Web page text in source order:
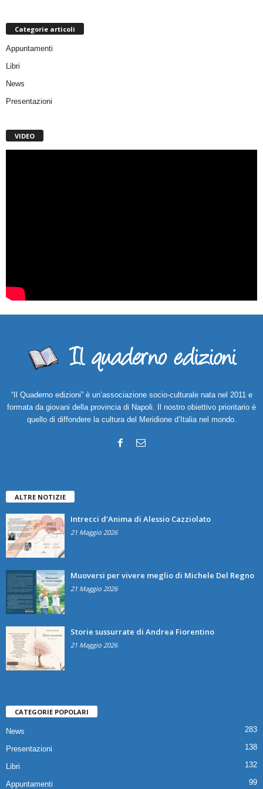
Categorie articoli
Appuntamenti
Libri
News
Presentazioni
VIDEO
“Il Quaderno edizioni” è un’associazione socio-culturale nata nel 2011 e
formata da giovani della provincia di Napoli. Il nostro obiettivo prioritario è
quello di diffondere la cultura del Meridione d’Italia nel mondo.
ALTRE NOTIZIE
Intrecci d’Anima di Alessio Cazziolato
21 Maggio 2026
Muoversi per vivere meglio di Michele Del Regno
21 Maggio 2026
Storie sussurrate di Andrea Fiorentino
21 Maggio 2026
CATEGORIE POPOLARI
News 283
Presentazioni 138
Libri 132
Appuntamenti 99